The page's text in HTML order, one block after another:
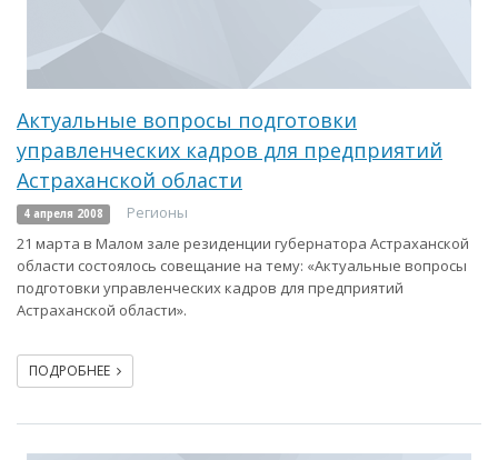
Актуальные вопросы подготовки
управленческих кадров для предприятий
Астраханской области
4 апреля 2008
Регионы
21 марта в Малом зале резиденции губернатора Астраханской
области состоялось совещание на тему: «Актуальные вопросы
подготовки управленческих кадров для предприятий
Астраханской области».
ПОДРОБНЕЕ